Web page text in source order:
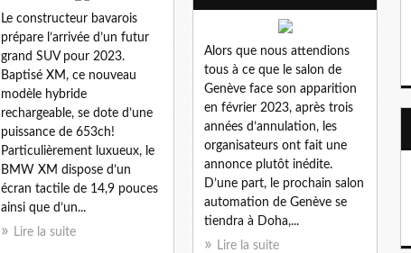
Le constructeur bavarois
prépare l’arrivée d’un futur
grand SUV pour 2023.
Baptisé XM, ce nouveau
modèle hybride
rechargeable, se dote d’une
puissance de 653ch!
Particulièrement luxueux, le
BMW XM dispose d’un
écran tactile de 14,9 pouces
ainsi que d’un...
Lire la suite
Alors que nous attendions
tous à ce que le salon de
Genève face son apparition
en février 2023, après trois
années d’annulation, les
organisateurs ont fait une
annonce plutôt inédite.
D’une part, le prochain salon
automation de Genève se
tiendra à Doha,...
Lire la suite